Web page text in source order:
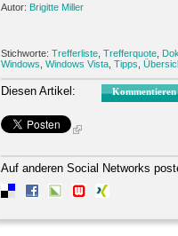
Autor: Brigitte Miller
Stichworte: Trefferliste Trefferquote
Windows Windows Vista Tipps
Diesen Artikel: Kommentieren
Auf anderen Social Networks